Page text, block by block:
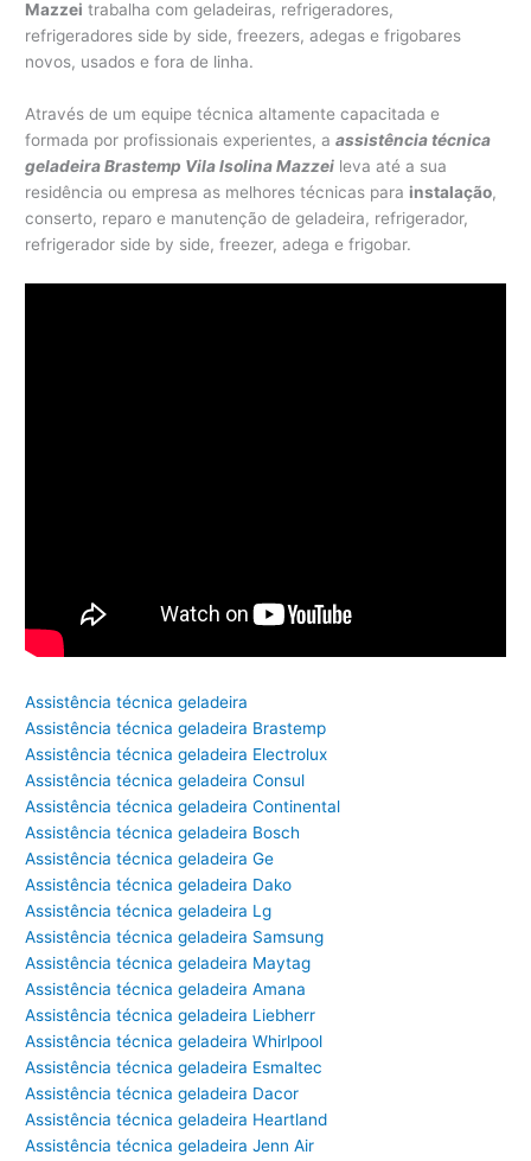
Mazzei trabalha com geladeiras, refrigeradores,
refrigeradores side by side, freezers, adegas e frigobares
novos, usados e fora de linha.
Através de um equipe técnica altamente capacitada e
formada por profissionais experientes, aassistência técnica
geladeira Brastemp Vila Isolina Mazzei leva até a sua
residência ou empresa as melhores técnicas para instalação,
conserto, reparo e manutenção de geladeira, refrigerador,
refrigerador side by side, freezer, adega e frigobar.
Assistência técnica geladeira
Assistência técnica geladeira Brastemp
Assistência técnica geladeira Electrolux
Assistência técnica geladeira Consul
Assistência técnica geladeira Continental
Assistência técnica geladeira Bosch
Assistência técnica geladeira Ge
Assistência técnica geladeira Dako
Assistência técnica geladeira Lg
Assistência técnica geladeira Samsung
Assistência técnica geladeira Maytag
Assistência técnica geladeira Amana
Assistência técnica geladeira Liebherr
Assistência técnica geladeira Whirlpool
Assistência técnica geladeira Esmaltec
Assistência técnica geladeira Dacor
Assistência técnica geladeira Heartland
Assistência técnica geladeira Jenn Air